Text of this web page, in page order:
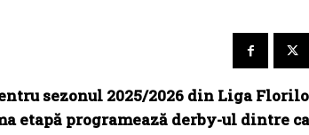
sezonul 2025/2026 din Liga
etapă programează derby-ul dintre